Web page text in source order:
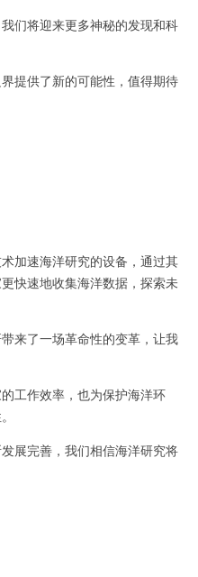
将迎来更多神秘的发现和科
供了新的可能性，值得期待
速海洋研究的设备，通过其
快速地收集海洋数据，探索未
了一场革命性的变革，让我
工作效率，也为保护海洋环
完善，我们相信海洋研究将